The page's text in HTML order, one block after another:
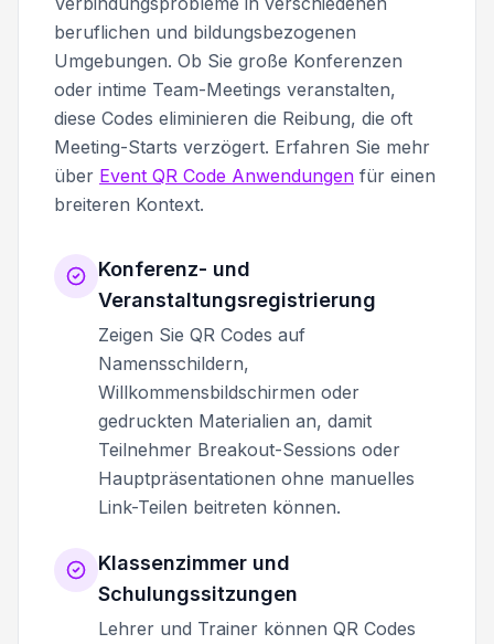
beruflichen und bildungsbezogenen
Umgebungen. Ob Sie große Konferenzen
oder intime Team-Meetings veranstalten,
diese Codes eliminieren die Reibung, die oft
Meeting-Starts verzögert. Erfahren Sie mehr
über Event QR Code Anwendungen für einen
breiteren Kontext.
Konferenz- und
Veranstaltungsregistrierung
Zeigen Sie QR Codes auf
Namensschildern,
Willkommensbildschirmen oder
gedruckten Materialien an, damit
Teilnehmer Breakout-Sessions oder
Hauptpräsentationen ohne manuelles
Link-Teilen beitreten können.
Klassenzimmer und
Schulungssitzungen
Lehrer und Trainer können QR Codes